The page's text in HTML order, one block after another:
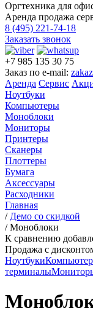
Оргтехника для
Аренда продажа
8 (495) 221-74-18
Заказать звонок
+7 985 135 30 75
Заказ по e-mail:
Аренда Сервис
Ноутбуки
Компьютеры
Моноблоки
Мониторы
Принтеры
Сканеры
Плоттеры
Бумага
Аксессуары
Расходники
Главная
/ Демо со скидкой
/Моноблоки
К сравнению
Продажа с
Ноутбуки
терминалы